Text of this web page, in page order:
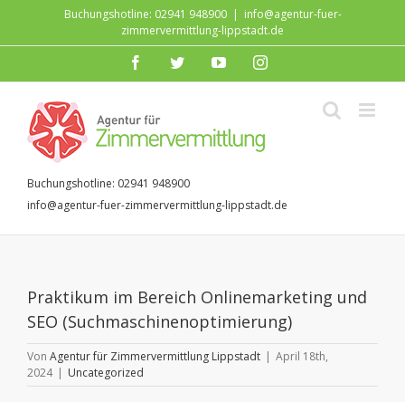
springen
Buchungshotline: 02941 948900 | info@agentur-fuer-
zimmervermittlung-lippstadt.de
facebooktwitter youtubeinstagram
Buchungshotline: 02941 948900
info@agentur-fuer-zimmervermittlung-lippstadt.de
Praktikum im Bereich Onlinemarketing und
SEO (Suchmaschinenoptimierung)
Von Agentur für Zimmervermittlung Lippstadt | April 18th,
2024 | Uncategorized